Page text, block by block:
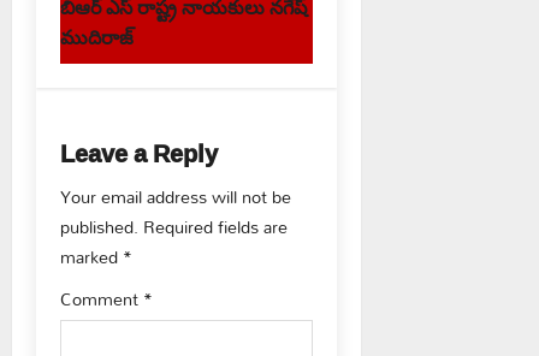
t
n
v
i
g
a
బిఆర్ ఎస్ రాష్ట్ర నాయకులు నగేష్
ముదిరాజ్
Leave a Reply
Your email address will not be
published. Required fields are
marked*
Comment*